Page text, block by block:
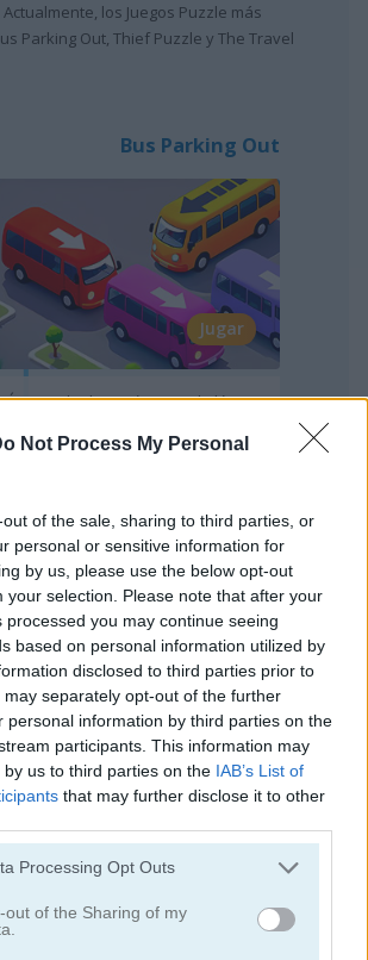
Not Process My Personal
of the sale, sharing to third parties, or
personal or sensitive information for
by us, please use the below opt-out
your selection. Please note that after your
processed you may continue seeing
based on personal information utilized by
disclosed to third parties prior to
separately opt-out of the further
personal information by third parties on the
participants. This information may
us to third parties on the IAB’s List of
that may further disclose it to other
Processing Opt Outs
out of the Sharing of my
los Juegos Puzzle más
Parking Out, Thief Puzzle y The Travel
Bus Parking Out
Jugar
Únete a la diversión y usa la lógica
estacionamiento
Thief Puzzle
Jugar
Burla la seguridad y roba tesoros
rompecabezas 2D